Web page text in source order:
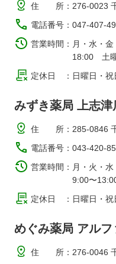
住 所 ： 276-0023
電話番号 ： 047-407-
営業時間 ： 月・水・
18:00 土
定休日
： 日曜日・祝
みずき薬局 上志津
住 所 ： 285-0846
電話番号 ： 043-420-
営業時間 ： 月・火・
9:00〜
定休日
： 日曜日・祝
めぐみ薬局 アルフ
住 所 ： 276-0046